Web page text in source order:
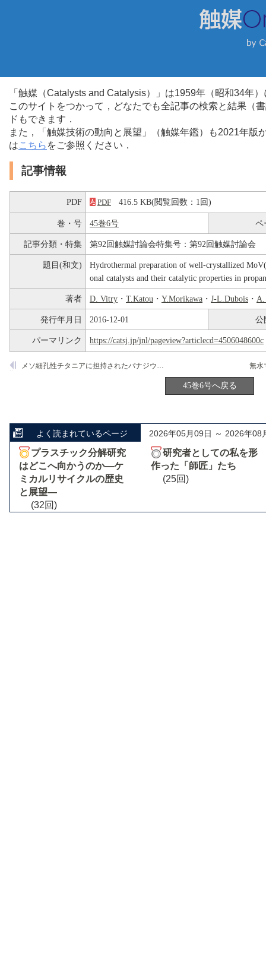
「触媒（Catalysts and Catalysis）」は1959年（昭和34年
このサイトをつかって，どなたでも全記事の検索と結果（
ドもできます．
また，「触媒技術の動向と展望」（触媒年鑑）も2021年
はこちら をご参照ください．
記事情報
PDF PDF 416.5 KB(閲覧回数：1回)
巻・号 45巻6号 ペ
記事分類・特集 第92回触媒討論会特集号：第92回触媒討論会
題目(和文)
Hydrothermal preparation of well-crystallized
onal catalysts and their catalytic properties in
著者 D. Vitry ・ T.Katou ・ Y.Morikawa ・ J-L.Dubois ・ A.
発行年月日 2016-12-01 公
パーマリンク https://catsj.jp/jnl/pageview?articlecd=4506048600c
メソ細孔性チタニアに担持されたバナジウムの構造と酸化触媒作用
45巻6号へ戻る
よく読まれているページ 2026年05月09日 ～ 2026年08
プラスチック分解研究
はどこへ向かうのか―ケ
ミカルリサイクルの歴史
と展望―
(32回)
研究者としての私を形
作った「師匠」たち
(25回)